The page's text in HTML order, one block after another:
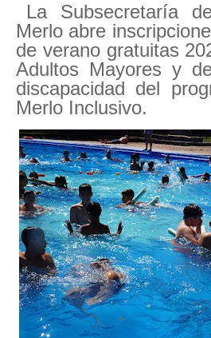
La Subsecretaría
Merlo abre
de verano gratuitas
Adultos Mayores y
discapacidad del
Merlo Inclusivo.